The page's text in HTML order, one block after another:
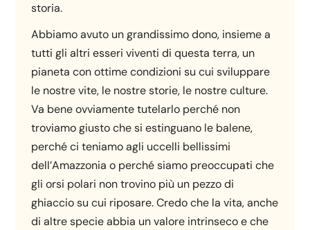
storia.
Abbiamo avuto un grandissimo dono, insieme a
tutti gli altri esseri viventi di questa terra, un
pianeta con ottime condizioni su cui sviluppare
le nostre vite, le nostre storie, le nostre culture.
Va bene ovviamente tutelarlo perché non
troviamo giusto che si estinguano le balene,
perché ci teniamo agli uccelli bellissimi
dell’Amazzonia o perché siamo preoccupati che
gli orsi polari non trovino più un pezzo di
ghiaccio su cui riposare. Credo che la vita, anche
di altre specie abbia un valore intrinseco e che